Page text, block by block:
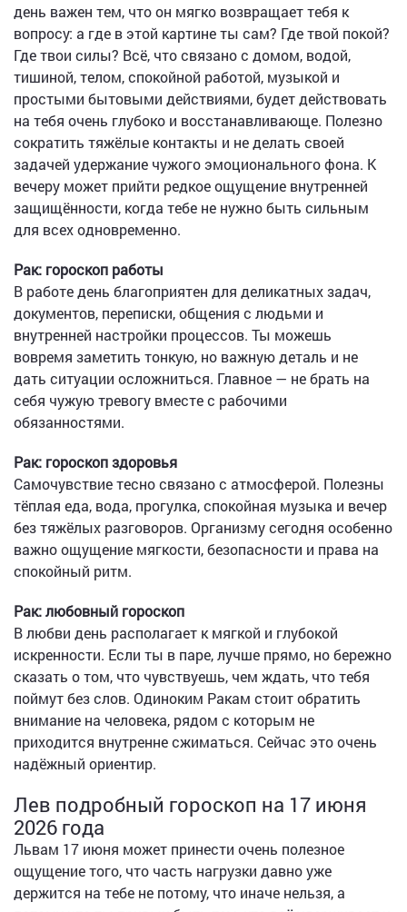
день важен тем, что он мягко возвращает тебя к
вопросу: а где в этой картине ты сам? Где твой покой?
Где твои силы? Всё, что связано с домом, водой,
тишиной, телом, спокойной работой, музыкой и
простыми бытовыми действиями, будет действовать
на тебя очень глубоко и восстанавливающе. Полезно
сократить тяжёлые контакты и не делать своей
задачей удержание чужого эмоционального фона. К
вечеру может прийти редкое ощущение внутренней
защищённости, когда тебе не нужно быть сильным
для всех одновременно.
Рак: гороскоп работы
В работе день благоприятен для деликатных задач,
документов, переписки, общения с людьми и
внутренней настройки процессов. Ты можешь
вовремя заметить тонкую, но важную деталь и не
дать ситуации осложниться. Главное — не брать на
себя чужую тревогу вместе с рабочими
обязанностями.
Рак: гороскоп здоровья
Самочувствие тесно связано с атмосферой. Полезны
тёплая еда, вода, прогулка, спокойная музыка и вечер
без тяжёлых разговоров. Организму сегодня особенно
важно ощущение мягкости, безопасности и права на
спокойный ритм.
Рак: любовный гороскоп
В любви день располагает к мягкой и глубокой
искренности. Если ты в паре, лучше прямо, но бережно
сказать о том, что чувствуешь, чем ждать, что тебя
поймут без слов. Одиноким Ракам стоит обратить
внимание на человека, рядом с которым не
приходится внутренне сжиматься. Сейчас это очень
надёжный ориентир.
Лев подробный гороскоп на 17 июня
2026 года
Львам 17 июня может принести очень полезное
ощущение того, что часть нагрузки давно уже
держится на тебе не потому, что иначе нельзя, а